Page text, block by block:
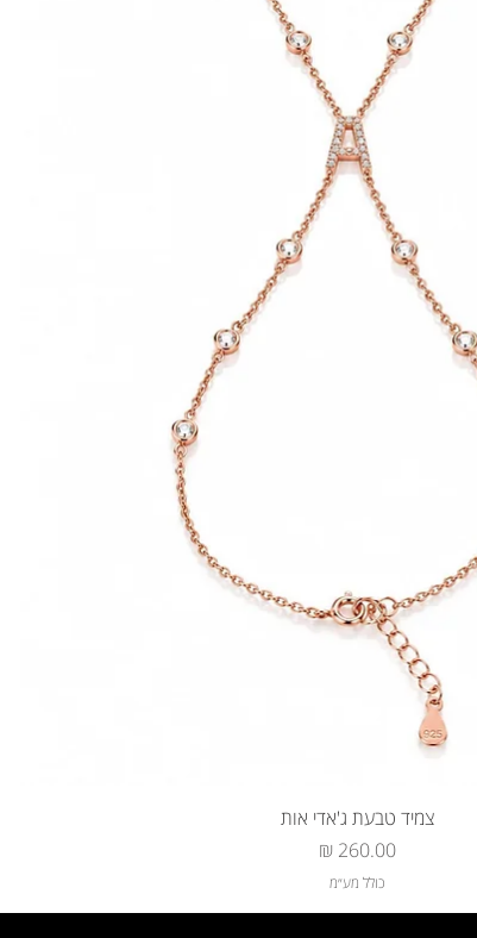
צמיד טבעת ג'אדי אות
מחיר‏260.00 ‏₪
כולל מע״מ